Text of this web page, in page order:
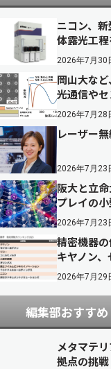
ニコン、
体露光工
2026年7月30
岡山大な
光通信や
2026年7月28
レーザー
2026年7月23
阪大と立
プレイの
2026年7月23
精密機器
キヤノン
2026年7月29
編集部おすすめ
メタマテ
拠点の挑戦